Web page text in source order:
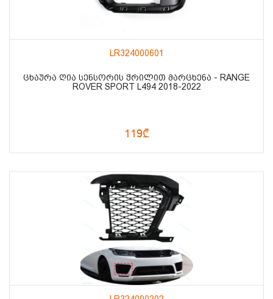
LR324000601
ᲪᲮᲐᲣᲠᲐ ᲦᲘᲐ ᲡᲔᲜᲡᲝᲠᲘᲡ ᲭᲠᲘᲚᲘᲗ ᲛᲐᲠᲪᲮᲔᲜᲐ - RANGE
ROVER SPORT L494 2018-2022
119₾